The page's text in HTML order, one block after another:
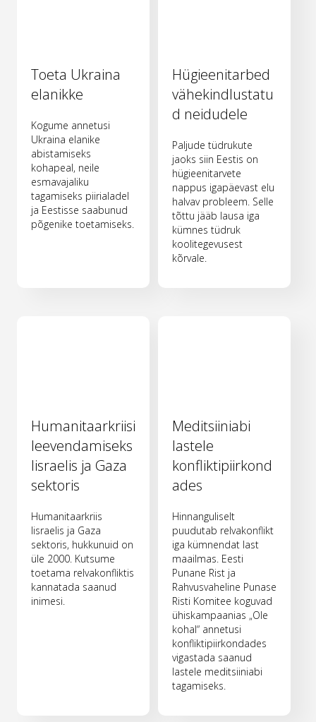
Toeta Ukraina
elanikke
Kogume annetusi
Ukraina elanike
abistamiseks
kohapeal, neile
esmavajaliku
tagamiseks piirialadel
ja Eestisse saabunud
põgenike toetamiseks.
Hügieenitarbed
vähekindlustatu
d neidudele
Paljude tüdrukute
jaoks siin Eestis on
hügieenitarvete
nappus igapäevast elu
halvav probleem. Selle
tõttu jääb lausa iga
kümnes tüdruk
koolitegevusest
kõrvale.
Humanitaarkriisi
leevendamiseks
Iisraelis ja Gaza
sektoris
Humanitaarkriis
Iisraelis ja Gaza
sektoris, hukkunuid on
üle 2000. Kutsume
toetama relvakonfliktis
kannatada saanud
inimesi.
Meditsiiniabi
lastele
konfliktipiirkond
ades
Hinnanguliselt
puudutab relvakonflikt
iga kümnendat last
maailmas. Eesti
Punane Rist ja
Rahvusvaheline Punase
Risti Komitee koguvad
ühiskampaanias „Ole
kohal“ annetusi
konfliktipiirkondades
vigastada saanud
lastele meditsiiniabi
tagamiseks.